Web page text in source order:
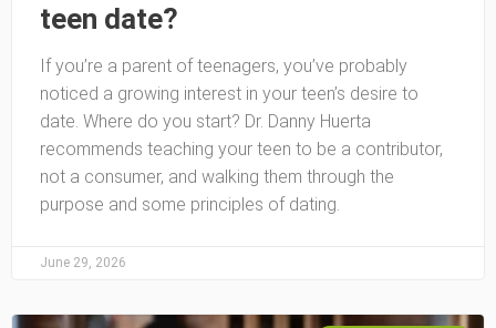
teen date?
If you’re a parent of teenagers, you’ve probably
noticed a growing interest in your teen’s desire to
date. Where do you start? Dr. Danny Huerta
recommends teaching your teen to be a contributor,
not a consumer, and walking them through the
purpose and some principles of dating.
June 29, 2026